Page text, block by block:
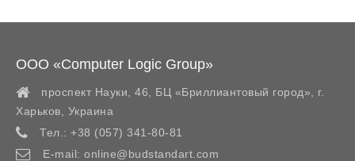
ООО «Computer Logic Group»
проспект Науки, 46, БЦ «Бриллиантовый город»,
г.
Харьков
Украина
Тел.: +38 (057) 341-80-81
E-mail: online@budstandart.com